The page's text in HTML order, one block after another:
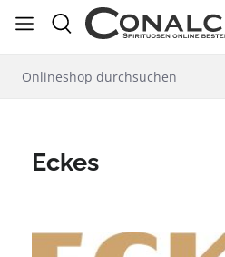
springen
Eckes